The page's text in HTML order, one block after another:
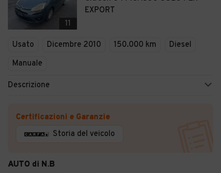
11
EXPORT
Usato Dicembre 2010 150.000 km
Diesel
Manuale
Descrizione
Certificazioni e Garanzie
Storia del veicolo
AUTO di N.B